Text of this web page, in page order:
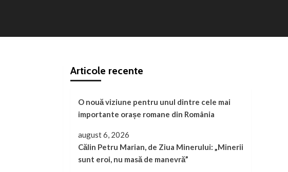
Articole recente
O nouă viziune pentru unul dintre cele mai
importante orașe romane din România
august 6, 2026
Călin Petru Marian, de Ziua Minerului: „Minerii
sunt eroi, nu masă de manevră”